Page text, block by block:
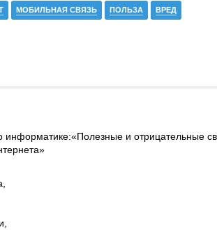
МОБИЛЬНАЯ СВЯЗЬ ПОЛЬЗА ВРЕД
информатике:«Полезные и отрицательные